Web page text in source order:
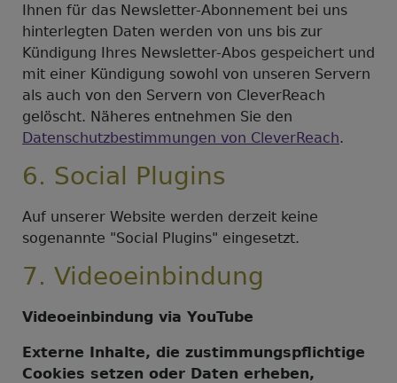
Ihnen für das Newsletter-Abonnement bei uns
hinterlegten Daten werden von uns bis zur
Kündigung Ihres Newsletter-Abos gespeichert und
mit einer Kündigung sowohl von unseren Servern
als auch von den Servern von CleverReach
gelöscht. Näheres entnehmen Sie den
Datenschutzbestimmungen von CleverReach.
6. Social Plugins
Auf unserer Website werden derzeit keine
sogenannte "Social Plugins" eingesetzt.
7. Videoeinbindung
Videoeinbindung via YouTube
Externe Inhalte, die zustimmungspflichtige
Cookies setzen oder Daten erheben,